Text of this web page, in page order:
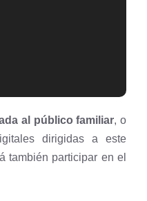
al público familiar, o
dirigidas a este
también participar en el